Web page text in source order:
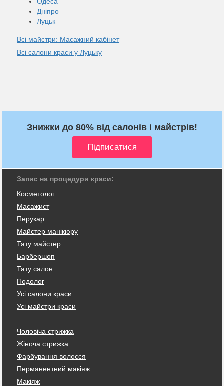
Дніпро
Луцьк
Всі майстри: Масажний кабінет
Всі салони краси у Луцьку
Знижки до 80% від салонів і майстрів!
Запис на процедури краси:
Косметолог
Масажист
Перукар
Майстер манікюру
Тату майстер
Барбершоп
Тату салон
Подолог
Усі салони краси
Усі майстри краси
Чоловіча стрижка
Жіноча стрижка
Фарбування волосся
Перманентний макіяж
Макіяж